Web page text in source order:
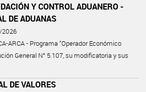
Y CONTROL ADUANERO -
DE ADUANAS
2026
ARCA - Programa “Operador Económico
General N° 5.107, su modificatoria y sus
DE VALORES